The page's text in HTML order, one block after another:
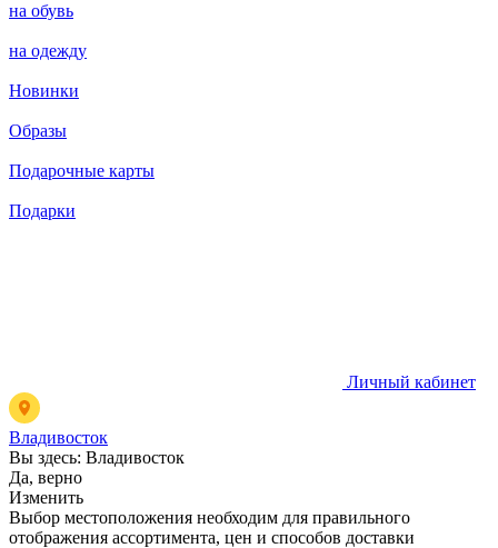
на обувь
на одежду
Новинки
Образы
Подарочные карты
Подарки
Личный кабинет
Владивосток
Вы здесь: Владивосток
Да, верно
Изменить
Выбор местоположения необходим для правильного
отображения ассортимента, цен и способов доставки